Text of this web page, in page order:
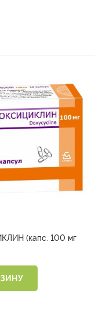
(капс. 100 мг